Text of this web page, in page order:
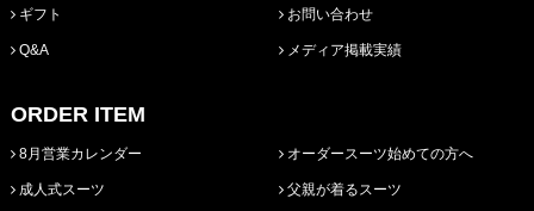
ギフト
Q&A
お問い合わせ
メディア掲載実績
ORDER ITEM
8月営業カレンダー
成人式スーツ
オーダースーツ始めての方へ
父親が着るスーツ